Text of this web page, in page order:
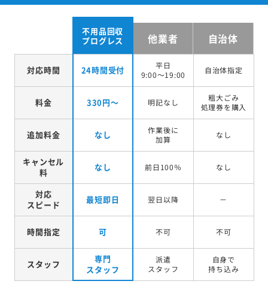
不用品回収
プログレス
他業者 自治体
対応時間 24時間受付
平日
9:00～19:00
自治体指定
料金 330円～ 明記なし
粗大ごみ
処理券を購入
追加料金 なし
作業後に
加算
なし
キャンセル
料
なし 前日100％ なし
対応
スピード
最短即日 翌日以降 －
時間指定 可 不可 不可
スタッフ
専門
スタッフ
派遣
スタッフ
自身で
持ち込み